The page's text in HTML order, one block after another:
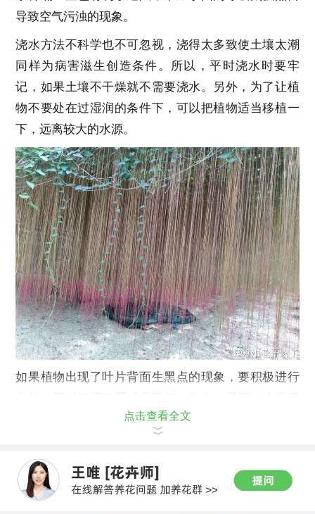
导致空气污浊的现象。
浇水方法不科学也不可忽视，浇得太多致使土壤太潮
同样为病害滋生创造条件。所以，平时浇水时要牢
记，如果土壤不干燥就不需要浇水。另外，为了让植
物不要处在过湿润的条件下，可以把植物适当移植一
下，远离较大的水源。
如果植物出现了叶片背面生黑点的现象，要积极进行
点击查看全文